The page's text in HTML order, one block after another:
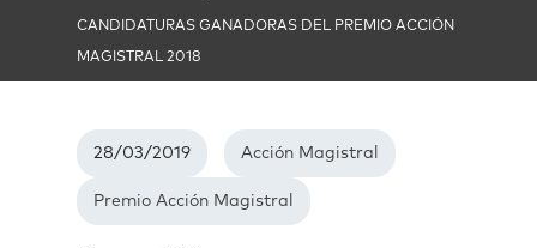
CANDIDATURAS GANADORAS DEL PREMIO ACCIÓN
MAGISTRAL 2018
28/03/2019 Acción Magistral
Premio Acción Magistral